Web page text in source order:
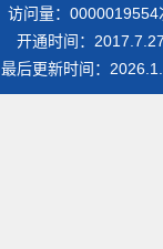
访问量： 0000019554
开通时间： 2017 7 27
最后更新时间： 2026 1